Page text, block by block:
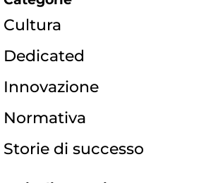
Cultura
Dedicated
Innovazione
Normativa
Storie di successo